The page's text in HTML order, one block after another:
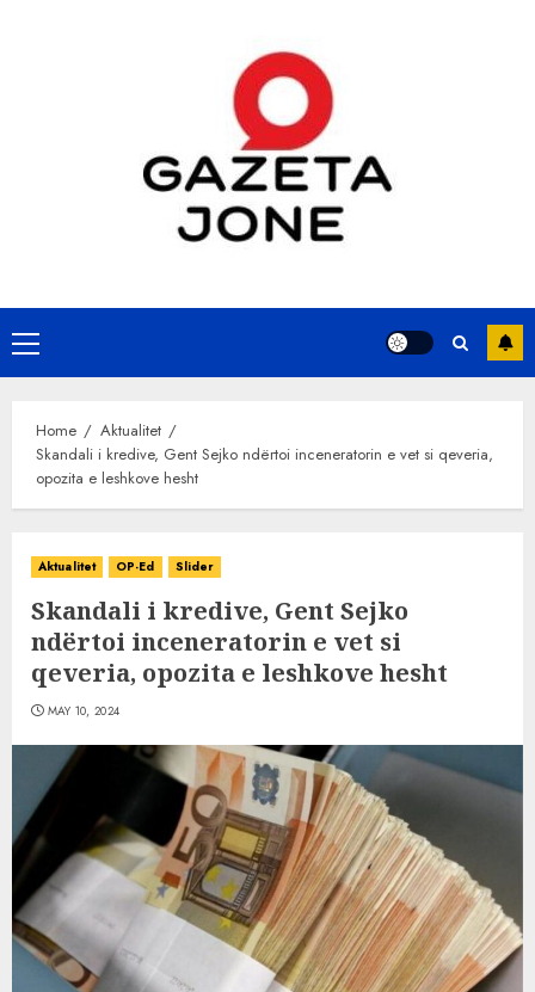
Primary
Menu
Home
Aktualitet
Skandali i kredive, Gent Sejko ndërtoi inceneratorin e vet si qeveria,
opozita e leshkove hesht
Aktualitet OP-Ed Slider
Skandali i kredive, Gent Sejko
ndërtoi inceneratorin e vet si
qeveria, opozita e leshkove hesht
MAY 10, 2024